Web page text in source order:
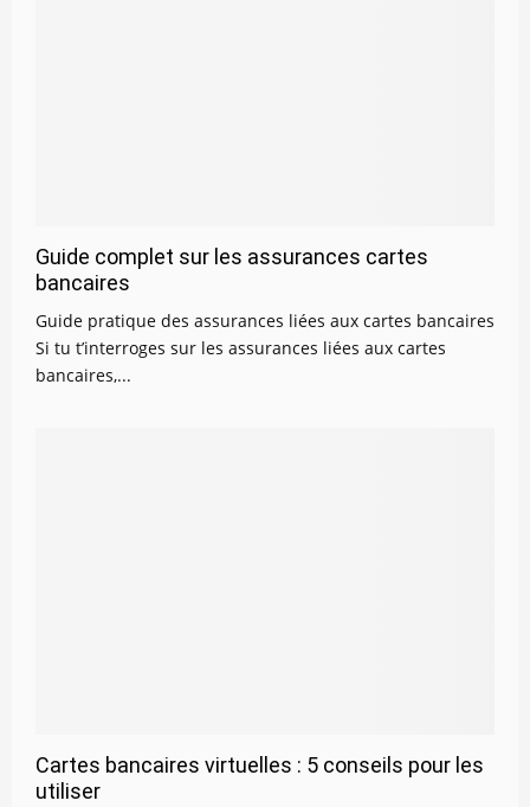
Guide complet sur les assurances cartes
bancaires
Guide pratique des assurances liées aux cartes bancaires
Si tu t’interroges sur les assurances liées aux cartes
bancaires,...
Cartes bancaires virtuelles : 5 conseils pour les
utiliser